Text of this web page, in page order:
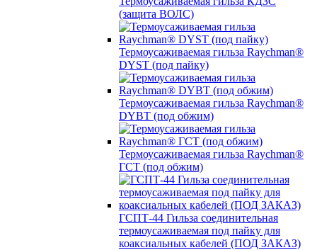
(защита ВОЛС)
Термоусаживаемая гильза Raychman®
DYST (под пайку)
Термоусаживаемая гильза Raychman®
DYBT (под обжим)
Термоусаживаемая гильза Raychman®
ГСТ (под обжим)
ГСПТ-44 Гильза соединительная
термоусаживаемая под пайку для
коаксиальных кабелей (ПОД ЗАКАЗ)